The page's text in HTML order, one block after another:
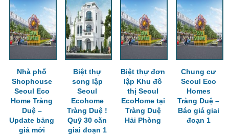
Nhà phố
Shophouse
Seoul Eco
Home Tràng
Duệ –
Update bảng
giá mới
Biệt thự
song lập
Seoul
Ecohome
Tràng Duệ !
Quỹ 30 căn
giai đoạn 1
Biệt thự đơn
lập Khu đô
thị Seoul
EcoHome tại
Tràng Duệ
Hải Phòng
Chung cư
Seoul Eco
Homes
Tràng Duệ –
Báo giá giai
đoạn 1